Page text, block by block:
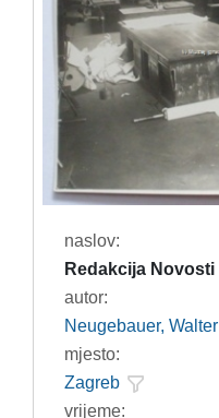
naslov:
Redakcija Novosti
autor:
Neugebauer, Walter
mjesto:
Zagreb
vrijeme: